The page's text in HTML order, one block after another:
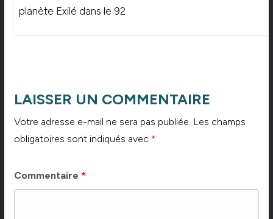
planète Exilé dans le 92
LAISSER UN COMMENTAIRE
Votre adresse e-mail ne sera pas publiée. Les champs
obligatoires sont indiqués avec *
Commentaire *